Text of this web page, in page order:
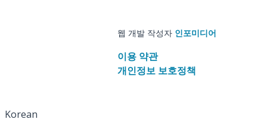
웹 개발 작성자 인포미디어
이용 약관
개인정보 보호정책
Korean